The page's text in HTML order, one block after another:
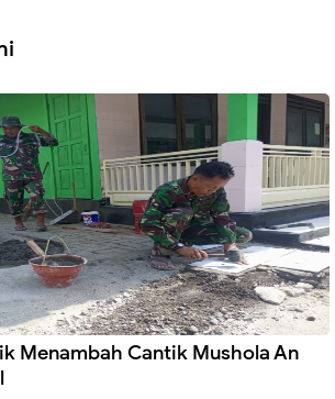
Menambah Cantik Mushola An